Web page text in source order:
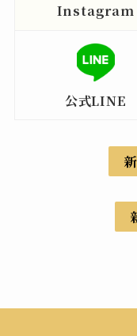
Instagram
公式LINE